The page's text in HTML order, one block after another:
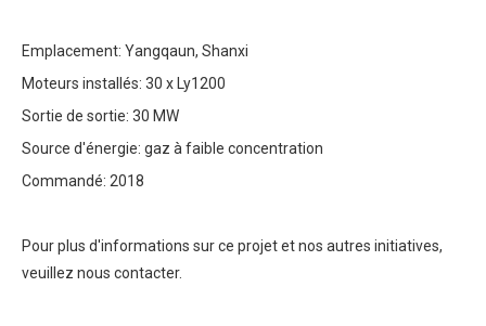
Emplacement: Yangqaun, Shanxi
Moteurs installés: 30 x Ly1200
Sortie de sortie: 30 MW
Source d'énergie: gaz à faible concentration
Commandé: 2018
Pour plus d'informations sur ce projet et nos autres initiatives,
veuillez nous contacter.